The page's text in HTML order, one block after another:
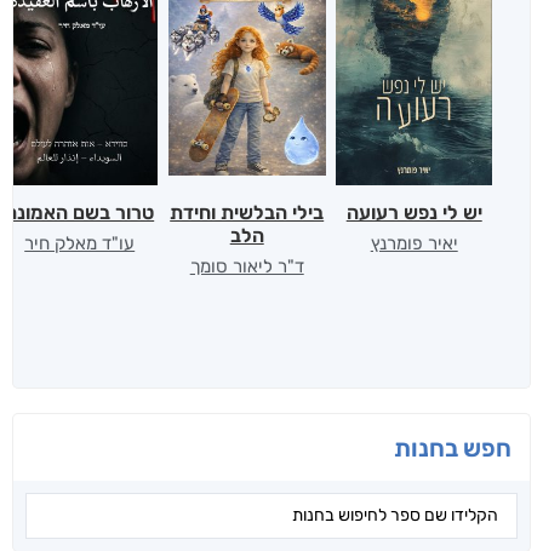
חפש בחנות
יש לי נפש רעועה
יאיר פומרנץ
בילי הבלשית וחידת
הלב
ד"ר ליאור סומך
טרור בשם האמונה
עו"ד מאלק חיר